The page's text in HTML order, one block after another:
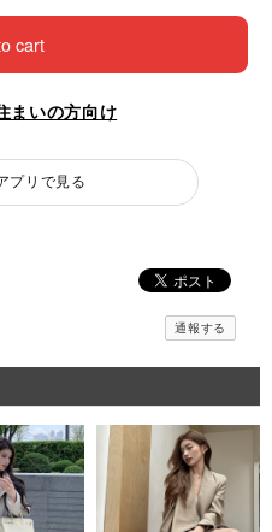
cart
まいの方向け
プリで見る
通報する